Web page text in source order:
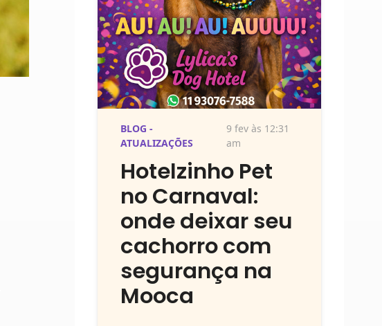
BLOG -
ATUALIZAÇÕES
9 fev às 12:31
am
Hotelzinho Pet
no Carnaval:
onde deixar seu
cachorro com
segurança na
Mooca